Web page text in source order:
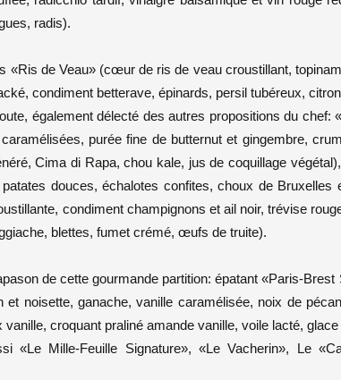
radis).
«Ris de Veau» (cœur de ris de veau croustillant,
condiment betterave, épinards, persil tubéreux,
également délecté des autres propositions du chef:
purée fine de butternut et gingembre,
Cima di Rapa, chou kale, jus de coquillage végétal),
douces, échalotes confites, choux de
condiment champignons et ail noir, trévise
blettes, fumet crémé, œufs de truite).
de cette gourmande partition: épatant «Paris-
et noisette, ganache, vanille caramélisée, noix de
croquant praliné amande vanille, voile lacté, glace
«Le Mille-Feuille Signature», «Le Vacherin», Le